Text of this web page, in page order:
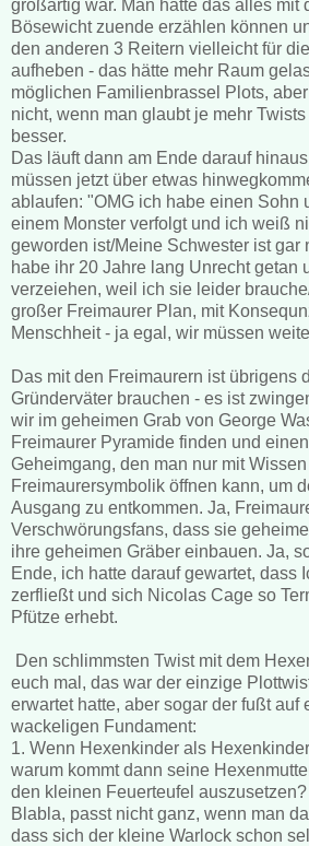
großartig war. Man hätte das alles mit
Bösewicht zuende erzählen können
den anderen 3 Reitern vielleicht für
aufheben - das hätte mehr Raum
möglichen Familienbrassel Plots,
nicht, wenn man glaubt je mehr
besser.
Das läuft dann am Ende darauf
müssen jetzt über etwas
ablaufen: "OMG ich habe einen Sohn
einem Monster verfolgt und ich weiß
geworden ist/Meine Schwester ist gar
habe ihr 20 Jahre lang Unrecht getan
verzeiehen, weil ich sie leider
großer Freimaurer Plan, mit
Menschheit - ja egal, wir müssen
Das mit den Freimaurern ist übrigens
Gründerväter brauchen - es ist
wir im geheimen Grab von George
Freimaurer Pyramide finden und
Geheimgang, den man nur mit
Freimaurersymbolik öffnen kann, um
Ausgang zu entkommen. Ja,
Verschwörungsfans, dass sie
ihre geheimen Gräber einbauen. Ja,
Ende, ich hatte darauf gewartet, dass
zerfließt und sich Nicolas Cage so
Pfütze erhebt.
Den schlimmsten Twist mit dem
euch mal, das war der einzige
erwartet hatte, aber sogar der fußt auf
wackeligen Fundament:
1. Wenn Hexenkinder als
warum kommt dann seine
den kleinen Feuerteufel
Blabla, passt nicht ganz, wenn man
dass sich der kleine Warlock schon